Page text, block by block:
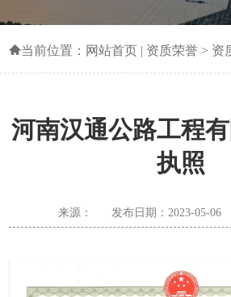
当前位置： 网站首页 | 资质荣誉 > 资
河南汉通公路工程
执照
来源： 发布日期：2023-05-06